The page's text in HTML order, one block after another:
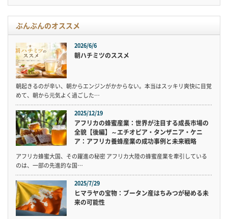
ぶんぶんのオススメ
2026/6/6
朝ハチミツのススメ
朝起きるのが辛い、朝からエンジンがかからない。本当はスッキリ爽快に目覚
めて、朝から元気よく過ごした…
2025/12/19
アフリカの蜂蜜産業：世界が注目する成長市場の
全貌【後編】～エチオピア・タンザニア・ケニ
ア：アフリカ養蜂産業の成功事例と未来戦略
アフリカ蜂蜜大国、その躍進の秘密 アフリカ大陸の蜂蜜産業を牽引している
のは、一部の先進的な国…
2025/7/29
ヒマラヤの宝物：ブータン産はちみつが秘める未
来の可能性